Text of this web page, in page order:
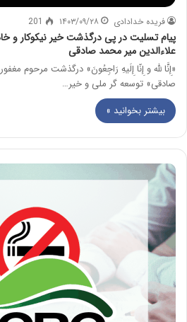
فریده خدادادی ۱۴۰۳/۰۹/۲۸ 201
پیام تسلیت در پی درگذشت خیر نیکوکار و
علاءالدین میر محمد صادقی
«إِنَّا للّه و إِنّا إِلَیهِ رَاجِعُونَ» درگذشت مرحوم
صادقی» توسعه گر ملی و خیر…
بیشتر بخوانید »